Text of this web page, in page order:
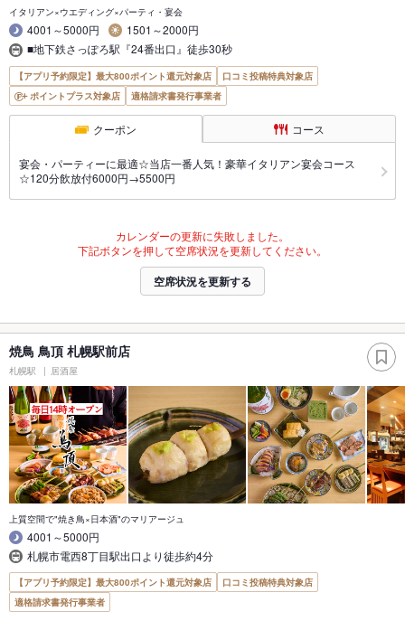
イタリアン×ウエディング×パーティ・宴会
4001～5000円
1501～2000円
■地下鉄さっぽろ駅『24番出口』徒歩30秒
【アプリ予約限定】最大800ポイント還元対象店
口コミ投稿特典対象店
ポイントプラス対象店
適格請求書発行事業者
クーポン コース
宴会・パーティーに最適☆当店一番人気！豪華イタリアン宴会コース
☆120分飲放付6000円→5500円
カレンダーの更新に失敗しました。
下記ボタンを押して空席状況を更新してください。
空席状況を更新する
焼鳥 鳥頂 札幌駅前店
札幌駅 居酒屋
上質空間で"焼き鳥×日本酒"のマリアージュ
4001～5000円
札幌市電西8丁目駅出口より徒歩約4分
【アプリ予約限定】最大800ポイント還元対象店
口コミ投稿特典対象店
適格請求書発行事業者